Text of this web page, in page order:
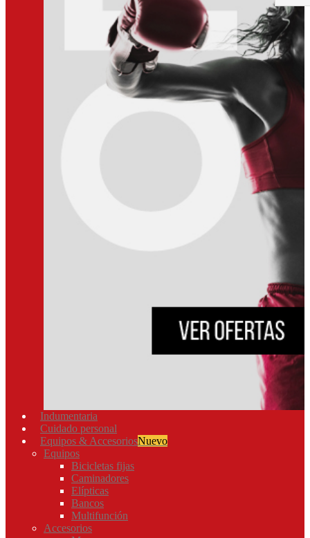
Indumentaria
Cuidado personal
Equipos & AccesoriosNuevo
Equipos
Bicicletas fijas
Caminadores
Elípticas
Bancos
Multifunción
Accesorios